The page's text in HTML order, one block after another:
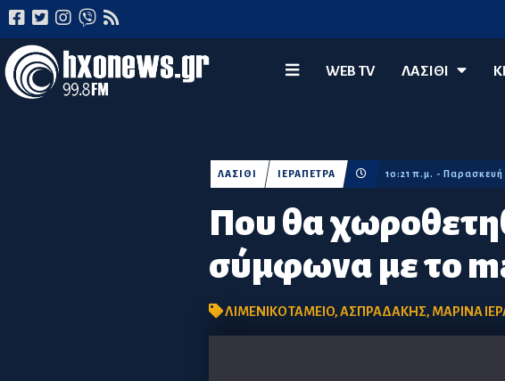
WEB TV ΛΑΣΊΘΙ
Που θα
σύμφωνα με το
ΛΑΣΙΘΙ ΙΕΡΑΠΕΤΡΑ 10:21 π.μ. - Παρασκευή
ΛΙΜΕΝΙΚΟ ΤΑΜΕΙΟ,ΑΣΠΡΑΔΑΚΗΣ, ΜΑΡΙΝΑ